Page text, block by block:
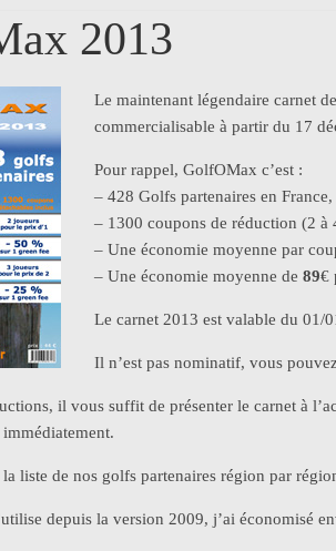
2013
Le maintenant légendaire carnet
commercialisable à partir du 17
Pour rappel, GolfOMax c’est :
– 428 Golfs partenaires en
– 1300 coupons de réduction (2 à
– Une économie moyenne par
– Une économie moyenne de 89€
Le carnet 2013 est valable du 01/
Il n’est pas nominatif, vous
il vous suffit de présenter le carnet à
liste de nos golfs partenaires région par
depuis la version 2009, j’ai économisé